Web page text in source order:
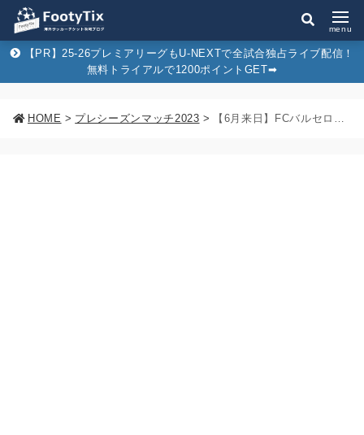
menu
【PR】25-26プレミアリーグもU-NEXTで全試合独占ライブ配信！
無料トライアルで1200ポイントGET➡︎
HOME > プレシーズンマッチ2023 > 【6月来日】FCバルセロナvsヴィッセル神戸のチケット購入方法&販売スケジュールまとめ